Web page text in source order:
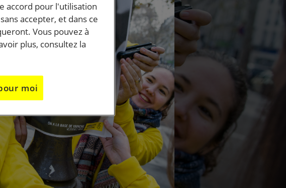
accord pour l'utilisation
accepter, et dans ce
Vous pouvez à
plus, consultez la
moi